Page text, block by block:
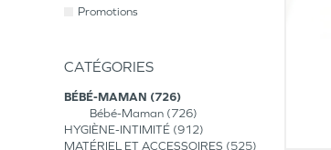
Promotions
CATÉGORIES
BÉBÉ-MAMAN 726
Bébé-Maman 726
HYGIÈNE-INTIMITÉ 912
MATÉRIEL ET ACCESSOIRES
525